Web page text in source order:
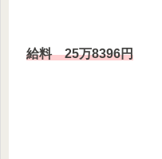
給料 25万8396円